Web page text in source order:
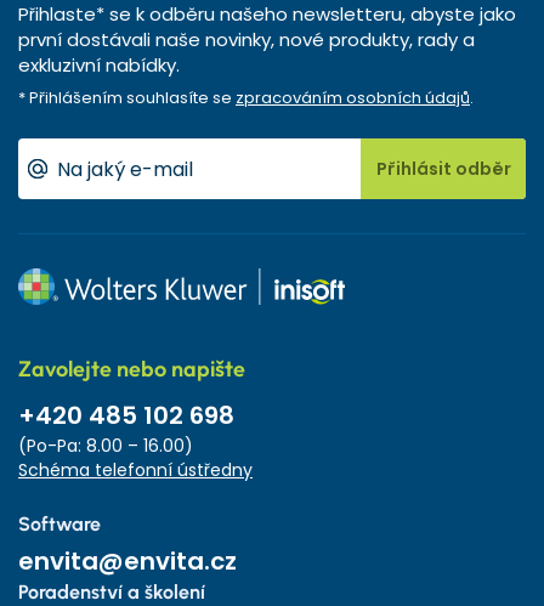
Přihlaste* se k odběru našeho newsletteru, abyste jako
první dostávali naše novinky, nové produkty, rady a
exkluzivní nabídky.
* Přihlášením souhlasíte se zpracováním osobních údajů.
Přihlásit odběr
Zavolejte nebo napište
+420 485 102 698
(Po-Pa: 8.00 – 16.00)
Schéma telefonní ústředny
Software
envita@envita.cz
Poradenství a školení